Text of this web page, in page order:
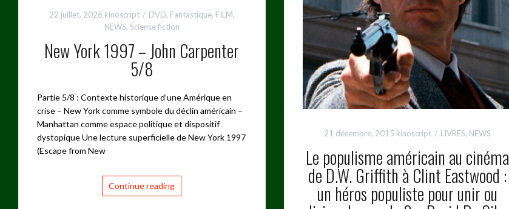
22 juillet, 2026 kinoscript DVD, Fantastique, FILM,
NEWS, Science fiction
New York 1997 – John Carpenter
5/8
Partie 5/8 : Contexte historique d’une Amérique en
crise – New York comme symbole du déclin américain –
Manhattan comme espace politique et dispositif
dystopique Une lecture superficielle de New York 1997
(Escape from New
Continue reading
21 décembre, 2015 kinoscript LIVRES, NEWS
Le populisme américain au cinéma
de D.W. Griffith à Clint Eastwood :
un héros populiste pour unir ou